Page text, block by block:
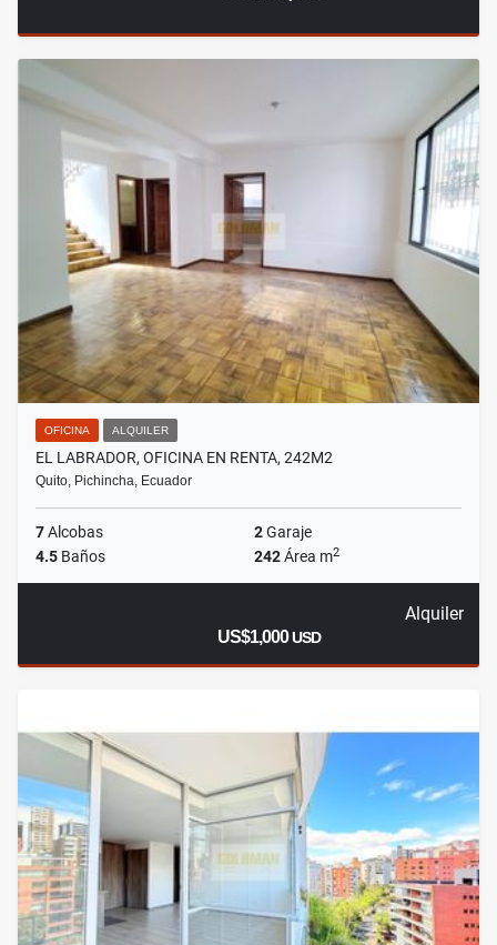
OFICINA ALQUILER
EL LABRADOR, OFICINA EN RENTA, 242M2
Quito, Pichincha, Ecuador
7Alcobas 2Garaje
4.5 Baños 242Área m2
Alquiler
US$1,000USD